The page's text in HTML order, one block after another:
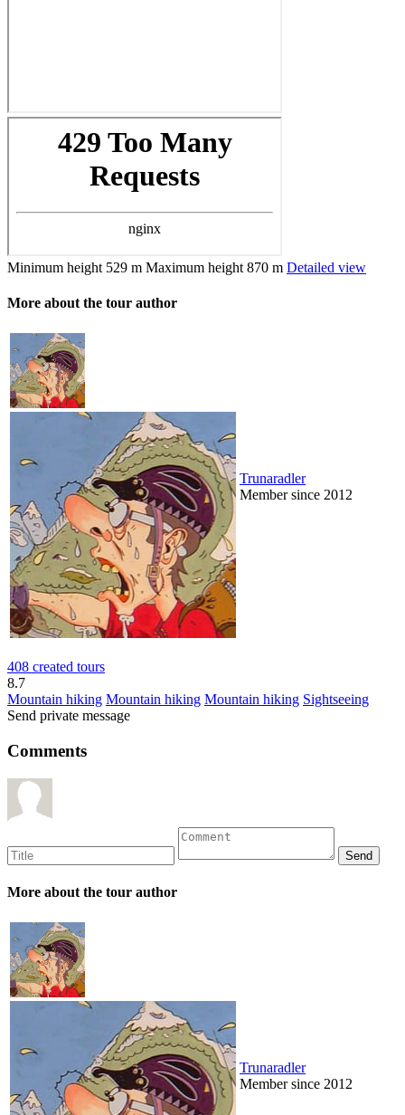
Minimum height 529 m Maximum height 870 m Detailed view
More about the tour author
Trunaradler
Member since 2012
408 created tours
8.7
Mountain hiking Mountain hiking Mountain hiking Sightseeing
Send private message
Comments
More about the tour author
Trunaradler
Member since 2012